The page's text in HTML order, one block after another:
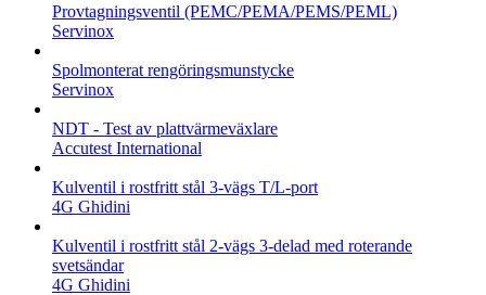
Provtagningsventil (PEMC/PEMA/PEMS/PEML)
Servinox
Spolmonterat rengöringsmunstycke
Servinox
NDT - Test av plattvärmeväxlare
Accutest International
Kulventil i rostfritt stål 3-vägs T/L-port
4G Ghidini
Kulventil i rostfritt stål 2-vägs 3-delad med roterande
svetsändar
4G Ghidini